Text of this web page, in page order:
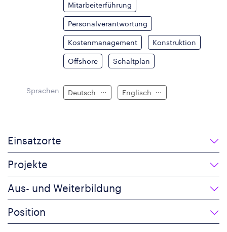
Mitarbeiterführung
Personalverantwortung
Kostenmanagement Konstruktion
Offshore Schaltplan
Sprachen Deutsch Englisch
Einsatzorte
Projekte
Aus- und Weiterbildung
Position